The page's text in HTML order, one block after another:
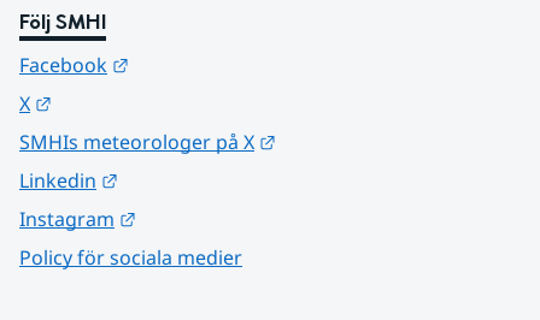
Följ SMHI
Facebook
X
SMHIs meteorologer på X
Linkedin
Instagram
Policy för sociala medier